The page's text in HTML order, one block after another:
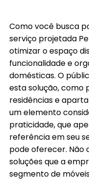
Como você busca
serviço projetada
otimizar o espaço
funcionalidade e
domésticas. O
esta solução, como
residências e
um elemento
praticidade, que
referência em seu
pode oferecer. Não
soluções que a
segmento de